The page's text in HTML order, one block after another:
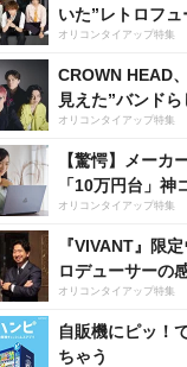
いた”レトロフュ
オリコンタイアップ特集
CROWN HEAD
見えた”バンドら
オリコンタイアップ特集
【驚愕】メーカ
「10万円台」神
オリコンタイアップ特集
『VIVANT』限
ロデューサーの
オリコンタイアップ特集
自販機にピッ！
ちゃう